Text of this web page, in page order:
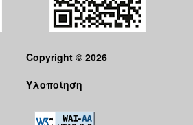
Copyright © 2026
Υλοποίηση